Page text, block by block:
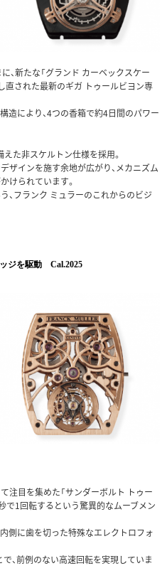
、新たな「グランド カーベックスケー
直された最新のギガ トゥールビヨン専
造により、4つの香箱で約4日間のパワー
た非スケルトン仕様を採用。
ザインを施す余地が広がり、メカニズム
けられています。
、フランク ミュラーのこれからのビジ
ジを駆動 Cal.2025
注目を集めた「サンダーボルト トゥー
で1回転するという驚異的なムーブメン
側に歯を切った特殊なエレクトロフォ
、前例のない高速回転を実現していま